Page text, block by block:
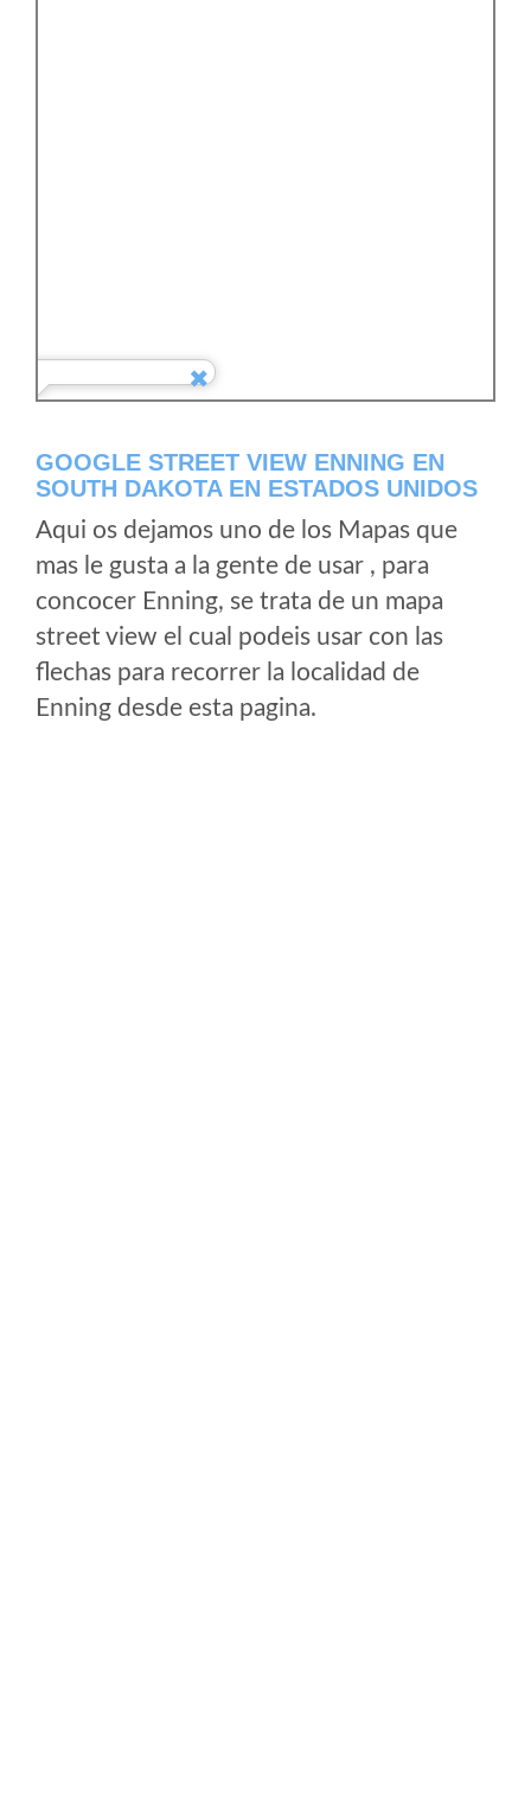
GOOGLE STREET VIEW ENNING EN
SOUTH DAKOTA EN ESTADOS UNIDOS
Aqui os dejamos uno de los Mapas que
mas le gusta a la gente de usar , para
concocer Enning, se trata de un mapa
street view el cual podeis usar con las
flechas para recorrer la localidad de
Enning desde esta pagina.